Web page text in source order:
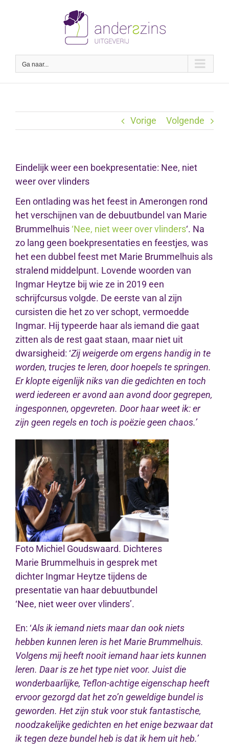
Ga naar...
Vorige Volgende
Eindelijk weer een boekpresentatie: Nee, niet
weer over vlinders
Een ontlading was het feest in Amerongen rond
het verschijnen van de debuutbundel van Marie
Brummelhuis‘Nee, niet weer over vlinders‘. Na
zo lang geen boekpresentaties en feestjes, was
het een dubbel feest met Marie Brummelhuis als
stralend middelpunt. Lovende woorden van
Ingmar Heytze bij wie ze in 2019 een
schrijfcursus volgde. De eerste van al zijn
cursisten die het zo ver schopt, vermoedde
Ingmar. Hij typeerde haar als iemand die gaat
zitten als de rest gaat staan, maar niet uit
dwarsigheid: ‘Zij weigerde om ergens handig in te
worden, trucjes te leren, door hoepels te springen.
Er klopte eigenlijk niks van die gedichten en toch
werd iedereen er avond aan avond door gegrepen,
ingesponnen, opgevreten. Door haar weet ik: er
zijn geen regels en toch is poëzie geen chaos.’
Foto Michiel Goudswaard. Dichteres
Marie Brummelhuis in gesprek met
dichter Ingmar Heytze tijdens de
presentatie van haar debuutbundel
‘Nee, niet weer over vlinders’.
En: ‘Als ik iemand niets maar dan ook niets
hebben kunnen leren is het Marie Brummelhuis.
Volgens mij heeft nooit iemand haar iets kunnen
leren. Daar is ze het type niet voor. Juist die
wonderbaarlijke, Teflon-achtige eigenschap heeft
ervoor gezorgd dat het zo’n geweldige bundel is
geworden. Het zijn stuk voor stuk fantastische,
noodzakelijke gedichten en het enige bezwaar dat
ik tegen deze bundel heb is dat ik hem uit heb.’